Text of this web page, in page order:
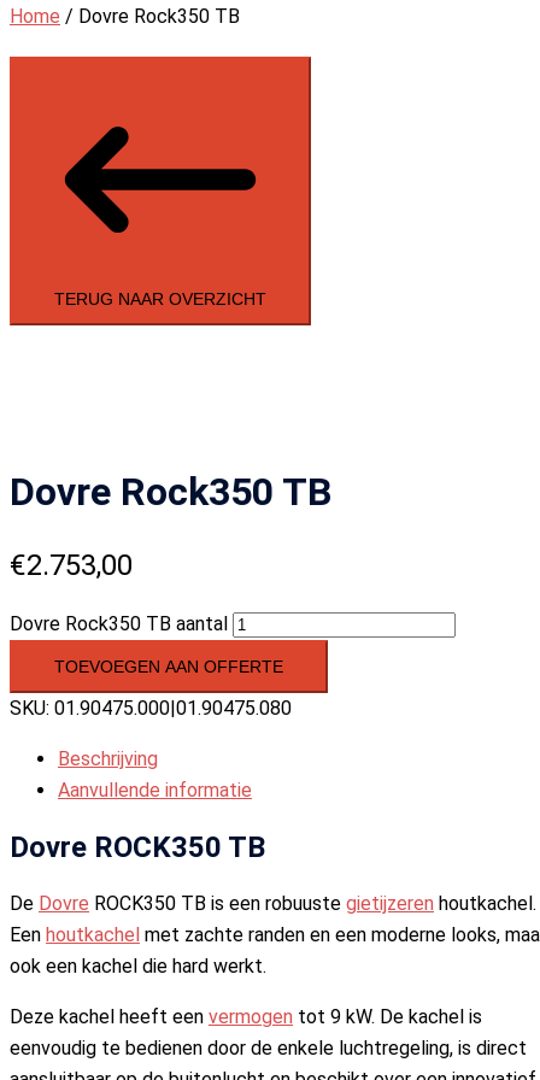
Home / Dovre Rock350 TB
TERUG NAAR OVERZICHT
Dovre Rock350 TB
€2.753,00
Dovre Rock350 TB aantal
TOEVOEGEN AAN OFFERTE
SKU: 01.90475.000|01.90475.080
Beschrijving
Aanvullende informatie
Dovre ROCK350 TB
De Dovre ROCK350 TB is een robuuste gietijzeren houtkachel.
Een houtkachel met zachte randen en een moderne looks,
ook een kachel die hard werkt.
Deze kachel heeft een vermogen tot 9 kW. De kachel is
eenvoudig te bedienen door de enkele luchtregeling, is direct